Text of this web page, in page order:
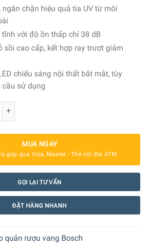
ngăn chặn hiệu quả tia UV từ môi
với độ ồn thấp chỉ 38 dB
sồi cao cấp, kết hợp ray trượt giảm
chiếu sáng nội thất bắt mắt, tùy
cầu sử dụng
quản rượu vang Bosch KUW21AHG0 Serie 6 44
MUA NGAY
góp qua Visa, Master - Thẻ nội địa ATM
GỌI LẠI TƯ VẤN
ĐẶT HÀNG NHANH
quản rượu vang Bosch